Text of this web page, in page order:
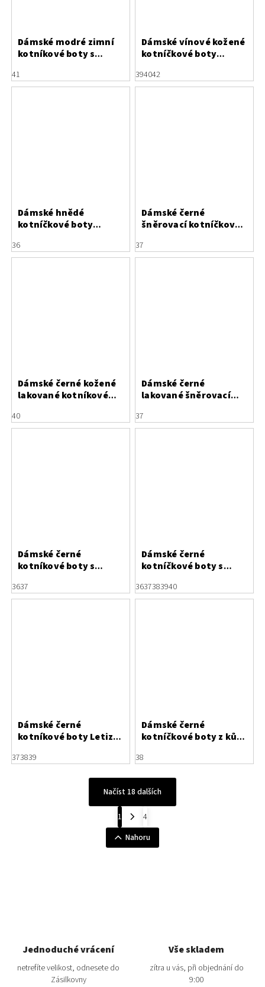
Dámské modré zimní
kotníkové boty s
kožešinovým lemem
Marco Tozzi
41
Dámské vínové kožené
kotníčkové boty
lakovanými
krokodýlími detaily
394042
Dámské hnědé
kotníčkové boty
prvky a třpytivým
svrškem
36
Dámské černé
šněrovací kotníčkové
Letizia
37
Dámské černé kožené
lakované kotníkové
podpatku
40
Dámské černé
lakované šněrovací
Letizia
37
Dámské černé
kotníkové boty s
lakovanými prvky
3637
Dámské černé
kotníčkové boty s
Letizia
3637383940
Dámské černé
kotníkové boty Letizia
semiše
373839
Dámské černé
kotníčkové boty z kůže
38
Načíst 18 dalších
1
4
Nahoru
Jednoduché vrácení
netrefíte velikost, odnesete do
Zásilkovny
Vše skladem
zítra u vás, při objednání do
9:00